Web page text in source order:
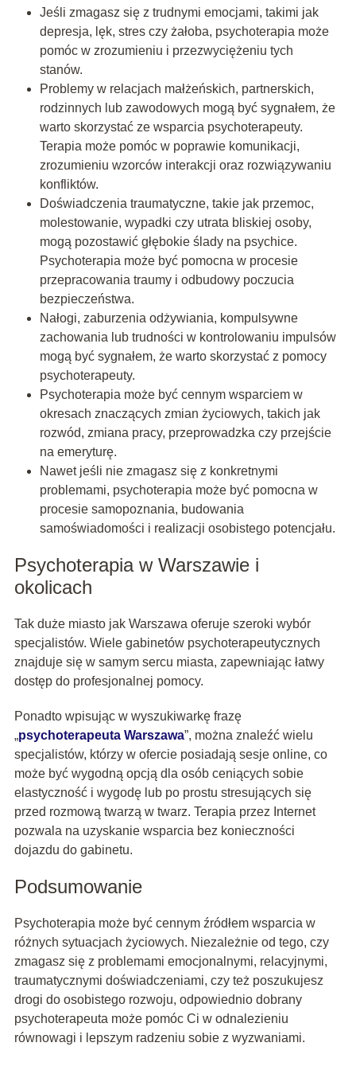
Jeśli zmagasz się z trudnymi emocjami, takimi jak
depresja, lęk, stres czy żałoba, psychoterapia może
pomóc w zrozumieniu i przezwyciężeniu tych
stanów.
Problemy w relacjach małżeńskich, partnerskich,
rodzinnych lub zawodowych mogą być sygnałem, że
warto skorzystać ze wsparcia psychoterapeuty.
Terapia może pomóc w poprawie komunikacji,
zrozumieniu wzorców interakcji oraz rozwiązywaniu
konfliktów.
Doświadczenia traumatyczne, takie jak przemoc,
molestowanie, wypadki czy utrata bliskiej osoby,
mogą pozostawić głębokie ślady na psychice.
Psychoterapia może być pomocna w procesie
przepracowania traumy i odbudowy poczucia
bezpieczeństwa.
Nałogi, zaburzenia odżywiania, kompulsywne
zachowania lub trudności w kontrolowaniu impulsów
mogą być sygnałem, że warto skorzystać z pomocy
psychoterapeuty.
Psychoterapia może być cennym wsparciem w
okresach znaczących zmian życiowych, takich jak
rozwód, zmiana pracy, przeprowadzka czy przejście
na emeryturę.
Nawet jeśli nie zmagasz się z konkretnymi
problemami, psychoterapia może być pomocna w
procesie samopoznania, budowania
samoświadomości i realizacji osobistego potencjału.
Psychoterapia w Warszawie i
okolicach
Tak duże miasto jak Warszawa oferuje szeroki wybór
specjalistów. Wiele gabinetów psychoterapeutycznych
znajduje się w samym sercu miasta, zapewniając łatwy
dostęp do profesjonalnej pomocy.
Ponadto wpisując w wyszukiwarkę frazę
„psychoterapeuta Warszawa”, można znaleźć wielu
specjalistów, którzy w ofercie posiadają sesje online, co
może być wygodną opcją dla osób ceniących sobie
elastyczność i wygodę lub po prostu stresujących się
przed rozmową twarzą w twarz. Terapia przez Internet
pozwala na uzyskanie wsparcia bez konieczności
dojazdu do gabinetu.
Podsumowanie
Psychoterapia może być cennym źródłem wsparcia w
różnych sytuacjach życiowych. Niezależnie od tego, czy
zmagasz się z problemami emocjonalnymi, relacyjnymi,
traumatycznymi doświadczeniami, czy też poszukujesz
drogi do osobistego rozwoju, odpowiednio dobrany
psychoterapeuta może pomóc Ci w odnalezieniu
równowagi i lepszym radzeniu sobie z wyzwaniami.